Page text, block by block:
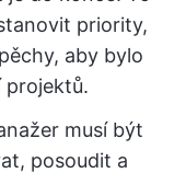
priority,
aby bylo
projektů.
musí být
posoudit a